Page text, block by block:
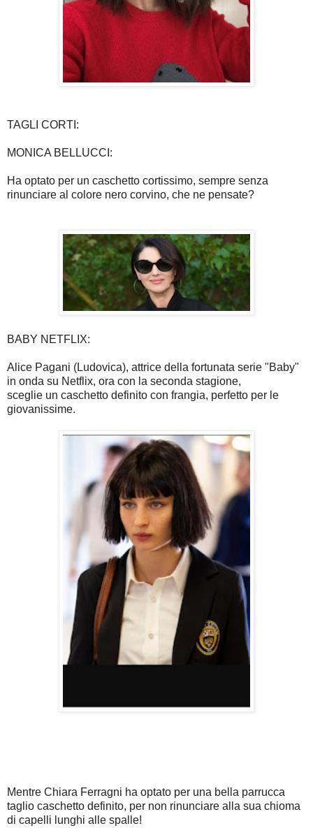
TAGLI CORTI:
MONICA BELLUCCI:
Ha optato per un caschetto cortissimo, sempre senza
rinunciare al colore nero corvino, che ne pensate?
BABY NETFLIX:
Alice Pagani (Ludovica), attrice della fortunata serie "Baby"
in onda su Netflix, ora con la seconda stagione,
sceglie un caschetto definito con frangia, perfetto per le
giovanissime.
Mentre Chiara Ferragni ha optato per una bella parrucca
taglio caschetto definito, per non rinunciare alla sua chioma
di capelli lunghi alle spalle!